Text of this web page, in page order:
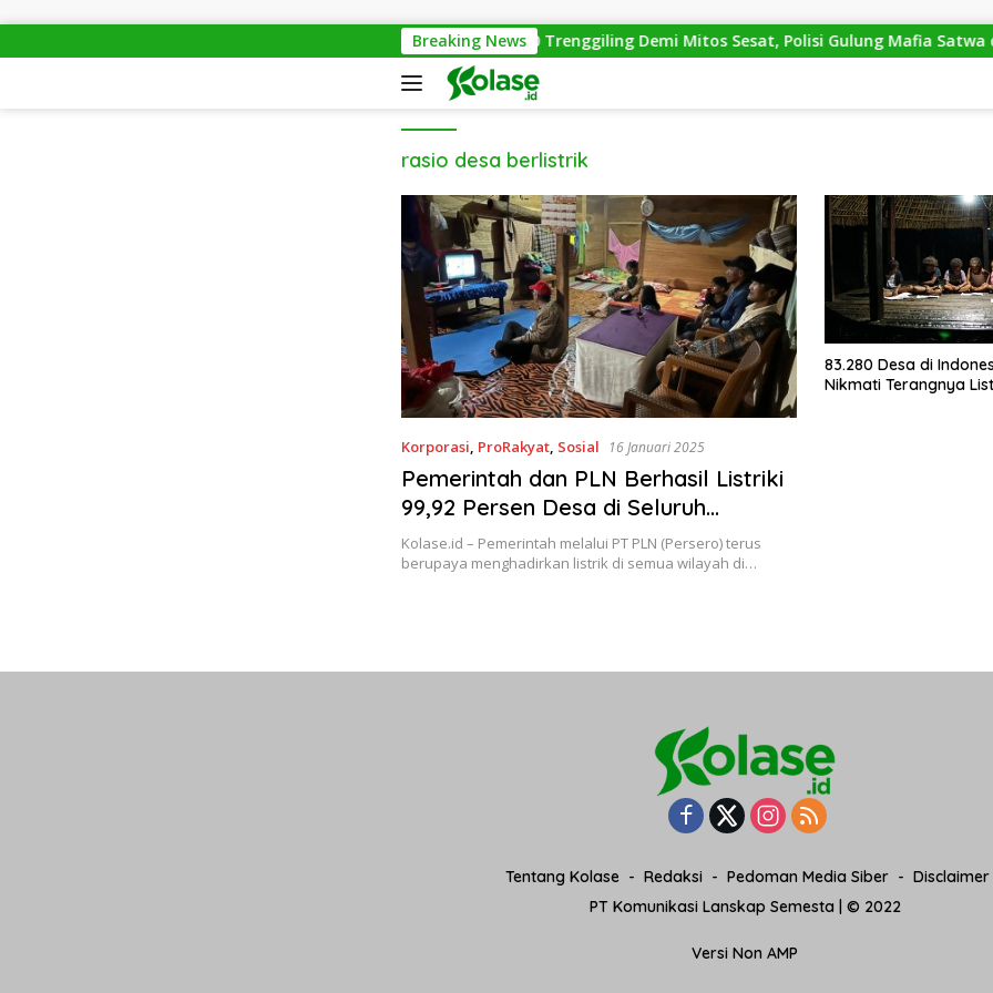
Breaking News
Bantai 2.600 Trenggiling Demi Mitos Sesat, Polisi Gulung Mafia Satwa di
rasio desa berlistrik
Korporasi, ProRakyat, Sosial 16 Januari 2025
Pemerintah dan PLN Berhasil Listriki
99,92 Persen Desa di Seluruh
Indonesia
Kolase.id – Pemerintah melalui PT PLN (Persero) terus
berupaya menghadirkan listrik di semua wilayah di…
83.280 Desa di
Nikmati Terangnya
Tentang Kolase Redaksi Pedoman Media Siber
Disclaimer
PT Komunikasi Lanskap Semesta | © 2022
Versi Non AMP